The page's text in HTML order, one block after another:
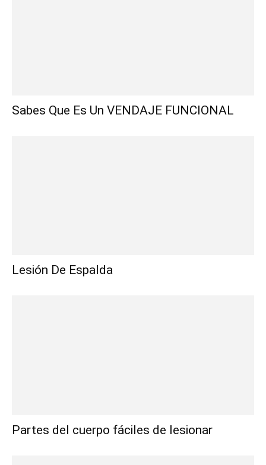
Sabes Que Es Un VENDAJE FUNCIONAL
Lesión De Espalda
Partes del cuerpo fáciles de lesionar